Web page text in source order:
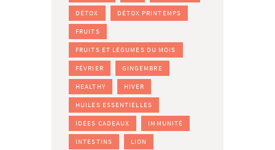
DÉTOX DÉTOX PRINTEMPS
FRUITS
FRUITS ET LÉGUMES DU MOIS
FÉVRIER GINGEMBRE
HEALTHY HIVER
HUILES ESSENTIELLES
IDÉES CADEAUX IMMUNITÉ
INTESTINS LION